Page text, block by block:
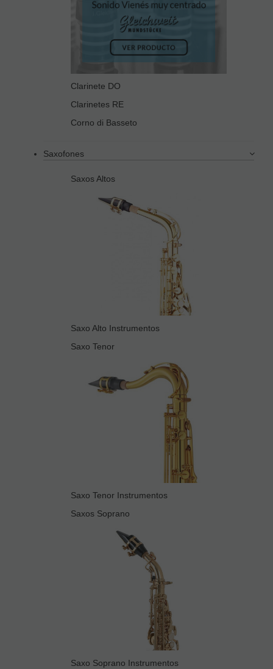
Clarinete DO
Clarinetes RE
Corno di Basseto
Saxofones
Saxos Altos
Saxo Alto Instrumentos
Saxo Tenor
Saxo Tenor Instrumentos
Saxos Soprano
Saxo Soprano Instrumentos